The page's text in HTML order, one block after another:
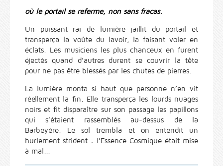
où le portail se referme, non sans fracas.
Un puissant rai de lumière jaillit du portail et
transperça la voûte du lavoir, la faisant voler en
éclats. Les musiciens les plus chanceux en furent
éjectés quand d’autres durent se couvrir la tête
pour ne pas être blessés par les chutes de pierres.
La lumière monta si haut que personne n’en vit
réellement la fin. Elle transperça les lourds nuages
noirs et fit disparaître sur son passage les papillons
qui s’étaient rassemblés au-dessus de la
Barbeyère. Le sol trembla et on entendit un
hurlement strident : l’Essence Cosmique était mise
à mal...